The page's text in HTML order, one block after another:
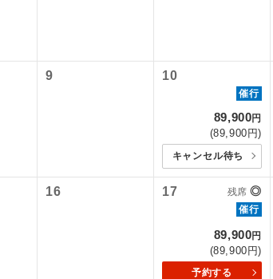
9 10
催行
89,900円
(89,900円)
キャンセル待ち
16 17 残席 ◎
催行
89,900円
(89,900円)
予約する
説明
往路出発空港（駅）から復路到着空港（駅）ま
現地到着空港（駅）から最終日出発空港（駅）
同行します。
バスガイドが乗務し、車内での観光案内があり